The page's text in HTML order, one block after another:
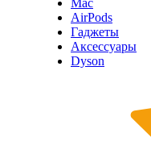
Mac
AirPods
Гаджеты
Аксессуары
Dyson